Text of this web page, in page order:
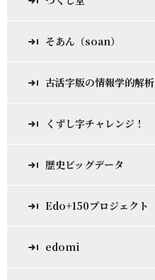
そあん（soan）
古活字版の情報学的解析
くずし字チャレンジ！
歴史ビッグデータ
Edo+150プロジェクト
edomi